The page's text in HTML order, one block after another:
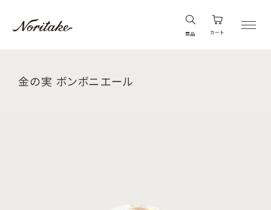
商品 カート
金の実 ボンボニエール